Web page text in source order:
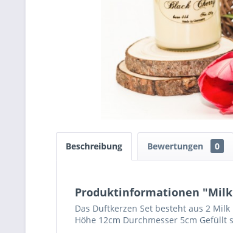
Beschreibung Bewertungen 0
Produktinformationen
Das Duftkerzen Set besteht aus 2
Höhe 12cm Durchmesser 5cm